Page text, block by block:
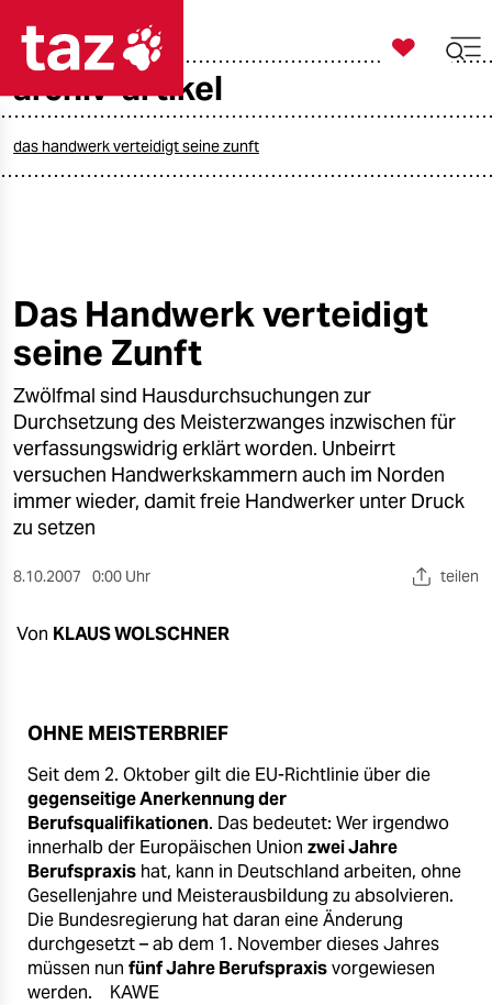
taz zahl ich
öko
gesellschaft
kultur
sport
berlin
nord
verlag
veranstaltungen
shop
fragen & hilfe
unterstützen
abo
genossenschaft
epaper login

taz zahl ich
archiv-artikel
das handwerk verteidigt seine zunft
Das Handwerk verteidigt
seine Zunft
Zwölfmal sind Hausdurchsuchungen zur
Durchsetzung des Meisterzwanges inzwischen für
verfassungswidrig erklärt worden. Unbeirrt
versuchen Handwerkskammern auch im Norden
immer wieder, damit freie Handwerker unter Druck
zu setzen
8.10.2007 0:00 Uhr teilen
Von KLAUS WOLSCHNER
OHNE MEISTERBRIEF
Seit dem 2. Oktober gilt die EU-Richtlinie über die
gegenseitige Anerkennung der
Berufsqualifikationen. Das bedeutet: Wer irgendwo
innerhalb der Europäischen Union zwei Jahre
Berufspraxis hat, kann in Deutschland arbeiten, ohne
Gesellenjahre und Meisterausbildung zu absolvieren.
Die Bundesregierung hat daran eine Änderung
durchgesetzt – ab dem 1. November dieses Jahres
müssen nun fünf Jahre Berufspraxisvorgewiesen
werden. KAWE